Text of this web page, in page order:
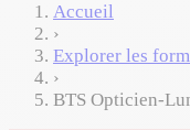
Accueil
›
Explorer les
›
BTS Opticien-